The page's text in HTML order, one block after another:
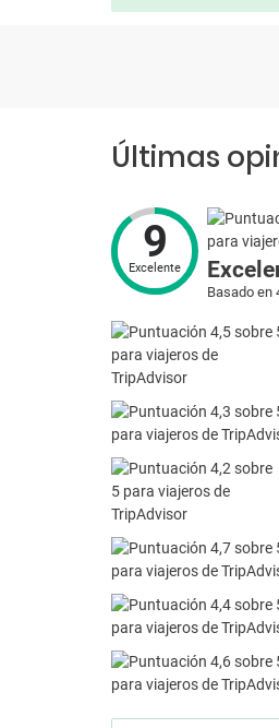
Últimas
9
Excelente
Basado en